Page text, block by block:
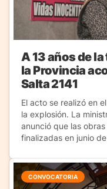
A 13 años de
la Provincia
Salta 2141
El acto se realizó en
la explosión. La
anunció que las
finalizadas en junio
CONVOCATORIA